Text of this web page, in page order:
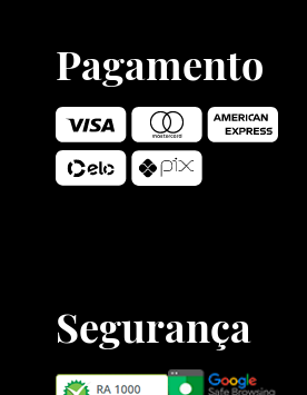
Pagamento
Segurança